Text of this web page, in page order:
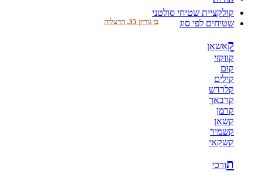
בן גוריון 35, הרצליה
קולקציית שטיחי סולטני
שטיחים לפי סוג
קאשאן
קווקזי
קום
קילים
קלרדש
קרבאך
קרמן
קשאן
קשמיר
קשקאי
תורכי